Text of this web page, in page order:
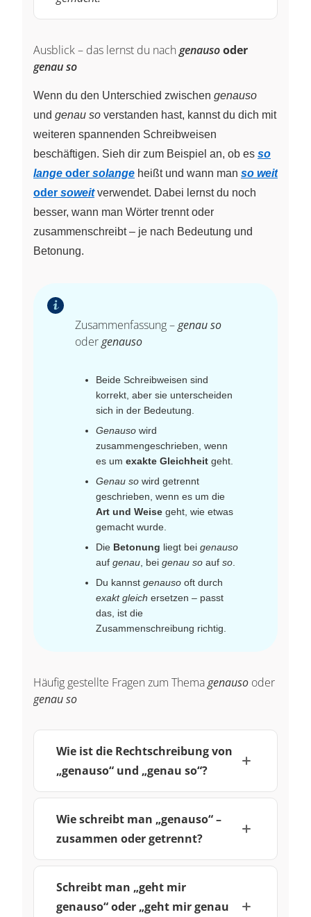
Ausblick – das lernst du nach genausooder
genau so
Wenn du den Unterschied zwischen genauso
und genau so verstanden hast, kannst du dich mit
weiteren spannenden Schreibweisen
beschäftigen. Sieh dir zum Beispiel an, ob es so
lange oder solange heißt und wann man so weit
oder soweitverwendet. Dabei lernst du noch
besser, wann man Wörter trennt oder
zusammenschreibt – je nach Bedeutung und
Betonung.
Zusammenfassung –genau so
odergenauso
Beide Schreibweisen sind
korrekt, aber sie unterscheiden
sich in der Bedeutung.
Genauso wird
zusammengeschrieben, wenn
es um exakte Gleichheit geht.
Genau so wird getrennt
geschrieben, wenn es um die
Art und Weise geht, wie etwas
gemacht wurde.
Die Betonung liegt bei genauso
auf genau , bei genau so auf so
Du kannst genauso oft durch
exakt gleich ersetzen – passt
das, ist die
Zusammenschreibung richtig.
Häufig gestellte Fragen zum Themagenauso oder
genau so
Wie ist die Rechtschreibung von
„genauso“ und „genau so“?
Wie schreibt man „genauso“ –
zusammen oder getrennt?
Schreibt man „geht mir
genauso“ oder „geht mir genau